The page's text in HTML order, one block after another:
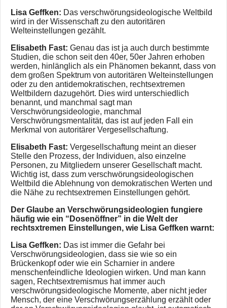
Lisa Geffken: Das verschwörungsideologische Weltbild
wird in der Wissenschaft zu den autoritären
Welteinstellungen gezählt.
Elisabeth Fast: Genau das ist ja auch durch bestimmte
Studien, die schon seit den 40er, 50er Jahren erhoben
werden, hinlänglich als ein Phänomen bekannt, dass von
dem großen Spektrum von autoritären Welteinstellungen
oder zu den antidemokratischen, rechtsextremen
Weltbildern dazugehört. Dies wird unterschiedlich
benannt, und manchmal sagt man
Verschwörungsideologie, manchmal
Verschwörungsmentalität, das ist auf jeden Fall ein
Merkmal von autoritärer Vergesellschaftung.
Elisabeth Fast: Vergesellschaftung meint an dieser
Stelle den Prozess, der Individuen, also einzelne
Personen, zu Mitgliedern unserer Gesellschaft macht.
Wichtig ist, dass zum verschwörungsideologischen
Weltbild die Ablehnung von demokratischen Werten und
die Nähe zu rechtsextremen Einstellungen gehört.
Der Glaube an Verschwörungsideologien fungiere
häufig wie ein “Dosenöffner” in die Welt der
rechtsxtremen Einstellungen, wie Lisa Geffken warnt:
Lisa Geffken: Das ist immer die Gefahr bei
Verschwörungsideologien, dass sie wie so ein
Brückenkopf oder wie ein Scharnier in andere
menschenfeindliche Ideologien wirken. Und man kann
sagen, Rechtsextremismus hat immer auch
verschwörungsideologische Momente, aber nicht jeder
Mensch, der eine Verschwörungserzählung erzählt oder